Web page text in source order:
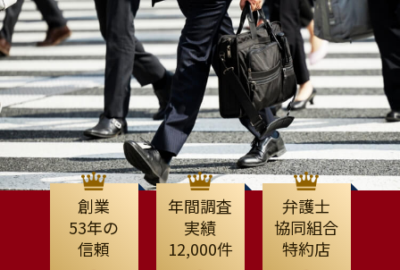
創業
53年の
信頼
年間調査
実績
12,000件
弁護士
協同組合
特約店